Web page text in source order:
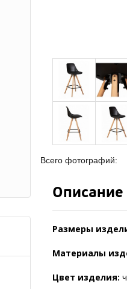
Всего фотографий:
Описание
Размеры
Материалы
Цвет изделия: